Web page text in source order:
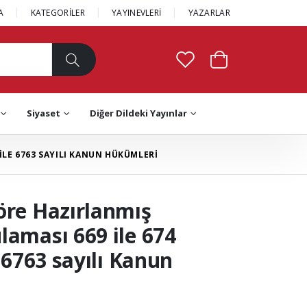
KATEGORİLER YAYINEVLERİ YAZARLAR
Siyaset Diğer Dildeki Yayınlar
6763 SAYILI KANUN HÜKÜMLERİ
Hazırlanmış
669 ile 674
sayılı Kanun